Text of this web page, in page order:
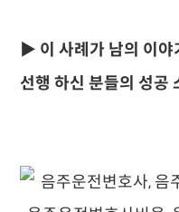
▶ 이 사례가 남의 이
선행 하신 분들의 성공